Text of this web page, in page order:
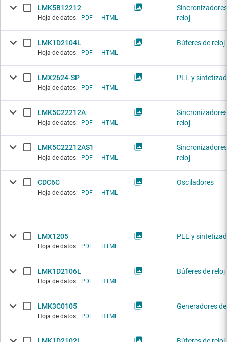
LMK5B12212
Hoja de datos: PDF HTML
reloj
LMK1D2104L
Hoja de datos: PDF HTML
Búferes de reloj
LMX2624-SP
Hoja de datos: PDF HTML
PLL y
LMK5C22212A
Hoja de datos: PDF HTML
reloj
LMK5C22212AS1
Hoja de datos: PDF HTML
reloj
CDC6C
Hoja de datos: PDF HTML
Osciladores
LMX1205
Hoja de datos: PDF HTML
PLL y
LMK1D2106L
Hoja de datos: PDF HTML
Búferes de reloj
LMK3C0105
Hoja de datos: PDF HTML
Generadores